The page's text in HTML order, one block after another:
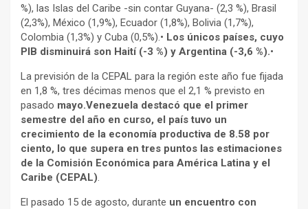
%), las Islas del Caribe -sin contar Guyana- (2,3 %), Brasil
(2,3%), México (1,9%), Ecuador (1,8%), Bolivia (1,7%),
Colombia (1,3%) y Cuba (0,5%).• Los únicos países, cuyo
PIB disminuirá son Haití (-3 %) y Argentina (-3,6 %).•
La previsión de la CEPAL para la región este año fue fijada
en 1,8 %, tres décimas menos que el 2,1 % previsto en
pasado mayo.Venezuela destacó que el primer
semestre del año en curso, el país tuvo un
crecimiento de la economía productiva de 8.58 por
ciento, lo que supera en tres puntos las estimaciones
de la Comisión Económica para América Latina y el
Caribe (CEPAL)
El pasado 15 de agosto, durante un encuentro con